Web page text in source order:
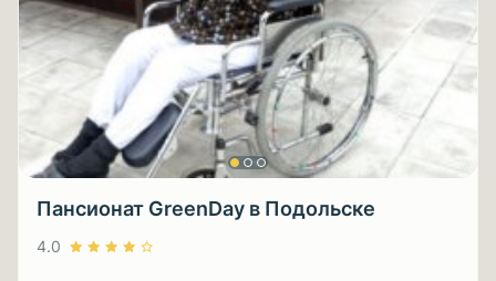
Пансионат GreenDay в Подольске
4.0